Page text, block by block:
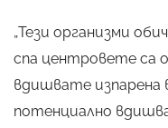
„Тези организми
спа центровете са
вдишвате изпарена
потенциално